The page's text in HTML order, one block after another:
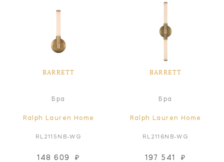
BARRETT
Бра
Ralph Lauren Home
RL2115NB-WG
148 609 ₽
BARRETT
Бра
Ralph Lauren Home
RL2116NB-WG
197 541 ₽